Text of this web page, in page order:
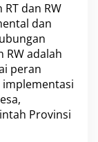
dan RW
dan
RW adalah
peran
Provinsi